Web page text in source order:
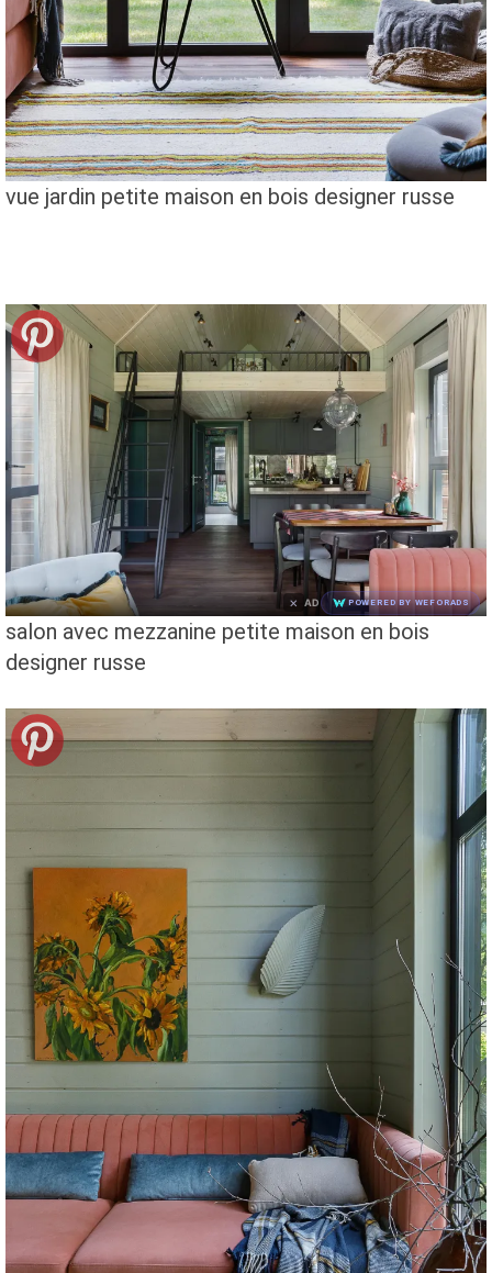
vue jardin petite maison en bois designer russe
× AD POWERED BY WEFORADS
salon avec mezzanine petite maison en bois
designer russe